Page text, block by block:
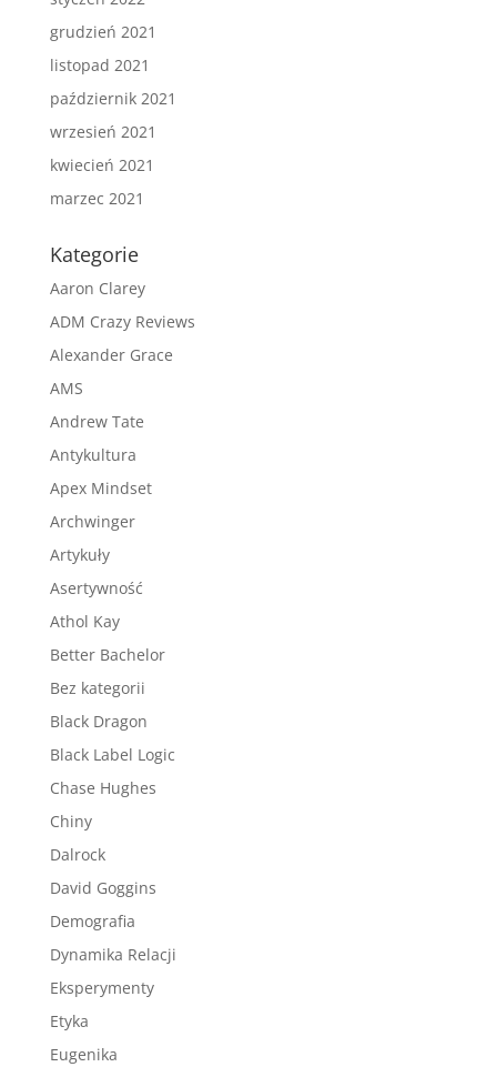
grudzień 2021
listopad 2021
październik 2021
wrzesień 2021
kwiecień 2021
marzec 2021
Kategorie
Aaron Clarey
ADM Crazy Reviews
Alexander Grace
AMS
Andrew Tate
Antykultura
Apex Mindset
Archwinger
Artykuły
Asertywność
Athol Kay
Better Bachelor
Bez kategorii
Black Dragon
Black Label Logic
Chase Hughes
Chiny
Dalrock
David Goggins
Demografia
Dynamika Relacji
Eksperymenty
Etyka
Eugenika